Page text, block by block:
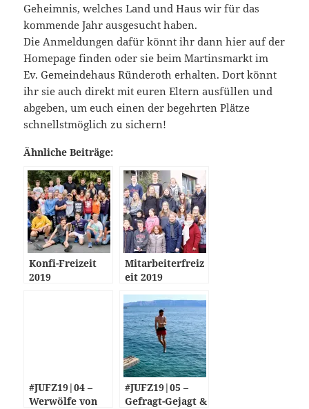
Geheimnis, welches Land und Haus wir für das
kommende Jahr ausgesucht haben.
Die Anmeldungen dafür könnt ihr dann hier auf der
Homepage finden oder sie beim Martinsmarkt im
Ev. Gemeindehaus Ründeroth erhalten. Dort könnt
ihr sie auch direkt mit euren Eltern ausfüllen und
abgeben, um euch einen der begehrten Plätze
schnellstmöglich zu sichern!
Ähnliche Beiträge:
Konfi-Freizeit
2019
Mitarbeiterfreiz
eit 2019
#JUFZ19|04 –
Werwölfe von
#JUFZ19|05 –
Gefragt-Gejagt &